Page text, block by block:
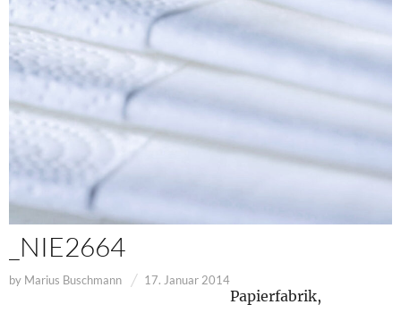
_NIE2664
by Marius Buschmann 17. Januar 2014
Papierfabrik,